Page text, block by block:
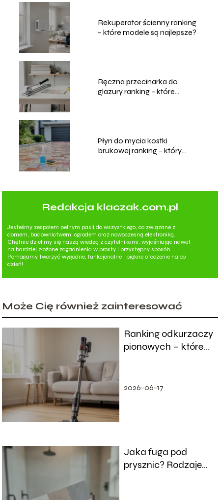
Rekuperator ścienny ranking
– które modele są najlepsze?
Ręczna przecinarka do
glazury ranking – które
Płyn do mycia kostki
brukowej ranking – który
Redakcja klaczak.com.pl
Jesteśmy zespołem pełnym pasji do wszystkiego, co związane z
domem, budownictwem, ogrodem oraz nowoczesną elektroniką.
Chętnie dzielimy się naszą wiedzą z czytelnikami, wyjaśniając nawet
najbardziej złożone zagadnienia w prosty i przystępny sposób.
Pomagamy tworzyć wygodne, funkcjonalne i piękne otoczenie na co
dzień!
Może Cię również zainteresować
Ranking odkurzaczy
pionowych – które
2026-06-17
Jaka fuga pod
prysznic? Rodzaje